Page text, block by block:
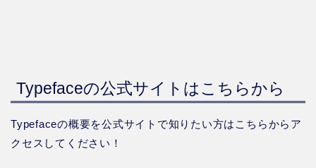
Typefaceの公式サイトはこちらから
Typefaceの概要を公式サイトで知りたい方はこちらからア
クセスしてください！